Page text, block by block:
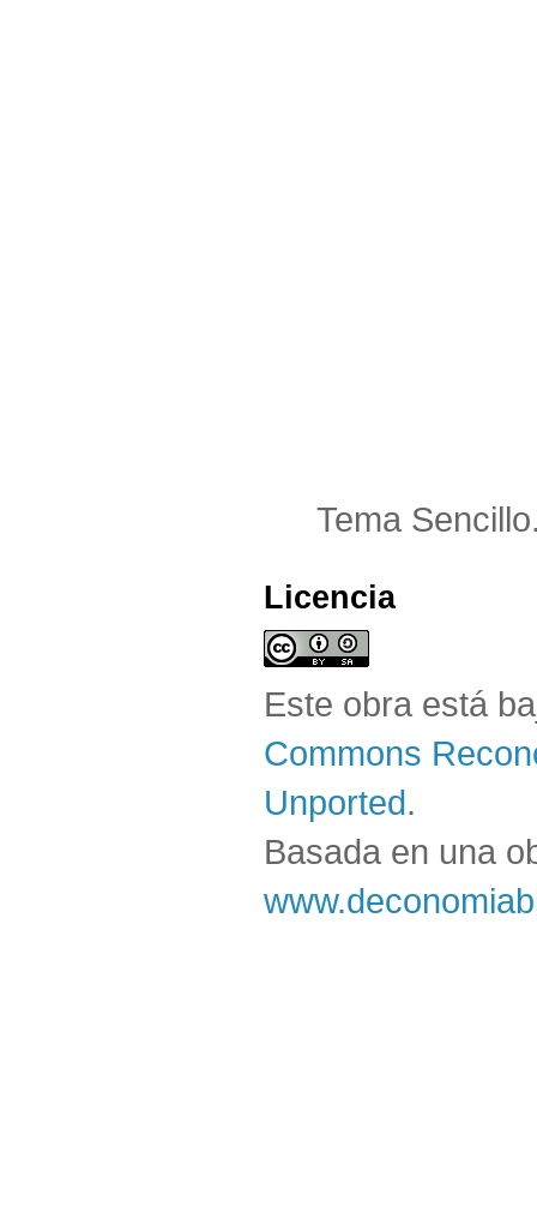
Tema
Licencia
Este obra está
Commons
Unported.
Basada en una